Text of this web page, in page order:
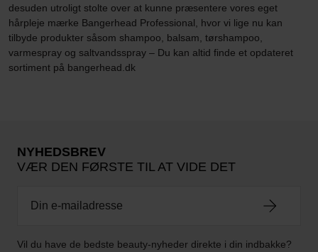
desuden utroligt stolte over at kunne præsentere vores eget
hårpleje mærke Bangerhead Professional, hvor vi lige nu kan
tilbyde produkter såsom shampoo, balsam, tørshampoo,
varmespray og saltvandsspray – Du kan altid finde et opdateret
sortiment på bangerhead.dk
NYHEDSBREV
VÆR DEN FØRSTE TIL AT VIDE DET
Vil du have de bedste beauty-nyheder direkte i din indbakke?